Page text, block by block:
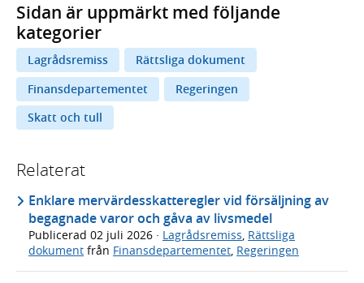
Sidan är uppmärkt med följande
kategorier
Lagrådsremiss
Rättsliga dokument
Finansdepartementet
Regeringen
Skatt och tull
Relaterat
Enklare mervärdesskatteregler vid försäljning av
begagnade varor och gåva av livsmedel
Publicerad 02 juli 2026 · Lagrådsremiss, Rättsliga
dokument från Finansdepartementet, Regeringen